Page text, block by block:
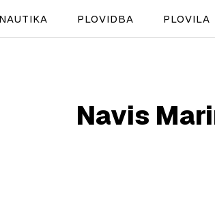
NAUTIKA PLOVIDBA PLOVILA
Navis